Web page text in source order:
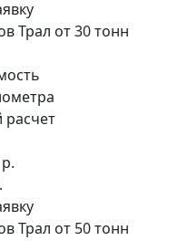
Трал от 30 тонн
Трал от 50 тонн